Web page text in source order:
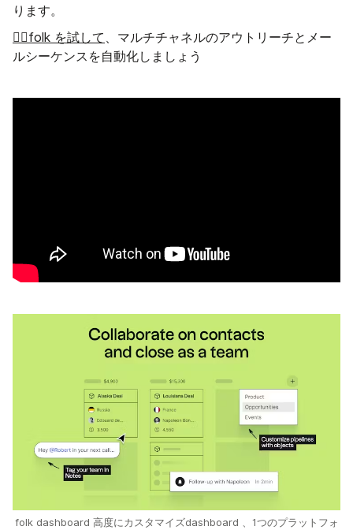
ります。
👉🏼folk を試して 、マルチチャネルのアウトリーチとメー
ルシーケンスを自動化しましょう
folk dashboard 高度にカスタマイズdashboard 、1つのプラットフォ